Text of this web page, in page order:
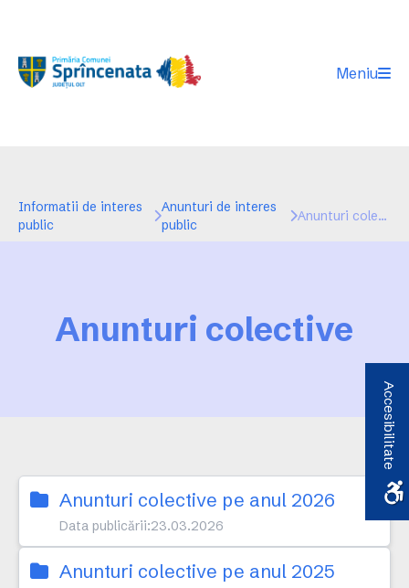
Meniu
Informatii de interes
public
Anunturi de interes
public
Anunturi colective
Anunturi colective
Anunturi colective pe anul 2026
Data publicării:23.03.2026
Anunturi colective pe anul 2025
Accesibilitate